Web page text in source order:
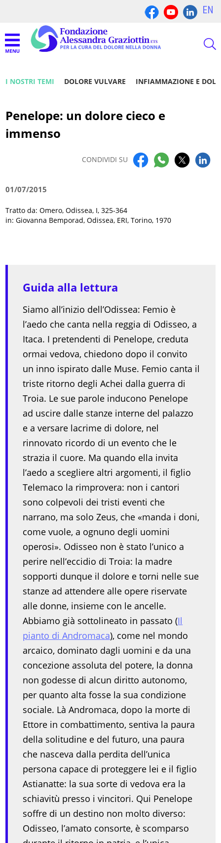
EN
I NOSTRI TEMI DOLORE VULVARE INFIAMMAZIONE E
Penelope: un dolore cieco e
immenso
CONDIVIDI SU
01/07/2015
Tratto da: Omero, Odissea, I, 325-364
in: Giovanna Bemporad, Odissea, ERI, Torino, 1970
Guida alla lettura
Siamo all’inizio dell’Odissea: Femio è
l’aedo che canta nella reggia di Odisseo, a
Itaca. I pretendenti di Penelope, creduta
ormai vedova, chiedono dopo il convito
un inno ispirato dalle Muse. Femio canta il
triste ritorno degli Achei dalla guerra di
Troia. Le sue parole inducono Penelope
ad uscire dalle stanze interne del palazzo
e a versare lacrime di dolore, nel
rinnovato ricordo di un evento che le
strazia il cuore. Ma quando ella invita
l’aedo a scegliere altri argomenti, il figlio
Telemaco la rimprovera: non i cantori
sono colpevoli dei tristi eventi che
narrano, ma solo Zeus, che «manda i doni,
come vuole, a ognuno degli uomini
operosi». Odisseo non è stato l’unico a
perire nell’eccidio di Troia: la madre
sopporti dunque il dolore e torni nelle sue
stanze ad attendere alle opere riservate
alle donne, insieme con le ancelle.
Abbiamo già sottolineato in passato (Il
pianto di Andromaca), come nel mondo
arcaico, dominato dagli uomini e da una
concezione assoluta del potere, la donna
non godesse di alcun diritto autonomo,
per quanto alta fosse la sua condizione
sociale. Là Andromaca, dopo la morte di
Ettore in combattimento, sentiva la paura
della solitudine e del futuro, una paura
che nasceva dalla perdita dell’unica
persona capace di proteggere lei e il figlio
Astianatte: la sua sorte di vedova era la
schiavitù presso i vincitori. Qui Penelope
soffre di un destino non molto diverso:
Odisseo, l’amato consorte, è scomparso